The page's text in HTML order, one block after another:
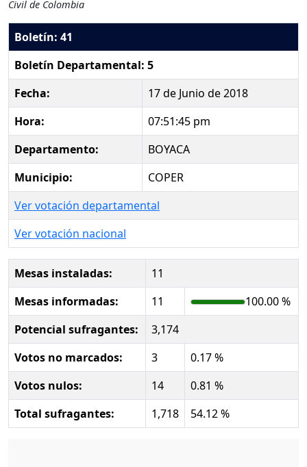
Civil de Colombia
Boletín: 41
Boletín Departamental: 5
Fecha:
17 de Junio de 2018
Hora:
07:51:45 pm
Departamento:
BOYACA
Municipio:
COPER
Ver votación departamental
Ver votación nacional
Mesas instaladas:
11
Mesas informadas:
11
100.00 %
Potencial sufragantes:
3,174
Votos no marcados:
3
0.17 %
Votos nulos:
14
0.81 %
Total sufragantes:
1,718 54.12 %